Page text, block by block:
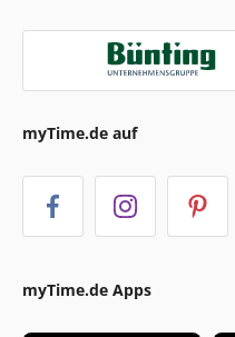
myTime.de auf
myTime.de Apps